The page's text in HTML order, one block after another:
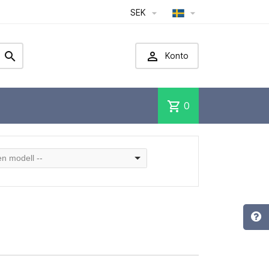
SEK  
  Konto
shopping_cart 0
modell --